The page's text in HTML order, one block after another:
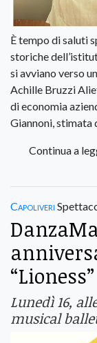
È tempo di saluti
storiche
si avviano verso
Achille Bruzzi
di economia
Giannoni, stimata
Continua a
Capoliveri
“Lioness”
Lunedì 16,
musical